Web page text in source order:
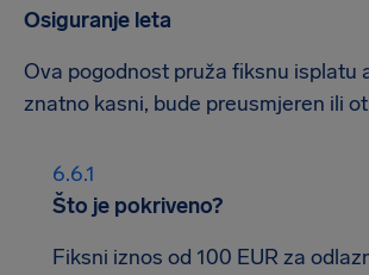
Osiguranje leta
Ova pogodnost pruža fiksnu isplatu
znatno kasni, bude preusmjeren ili
Što je pokriveno?
Fiksni iznos od 100 EUR za